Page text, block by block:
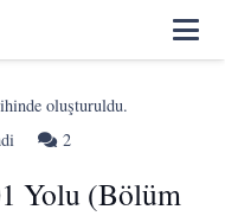
oluşturuldu.
2Yorum
Yolu (Bölüm